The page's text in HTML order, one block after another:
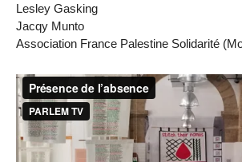
Lesley Gasking
Jacqy Munto
Association France Palestine Solidarité